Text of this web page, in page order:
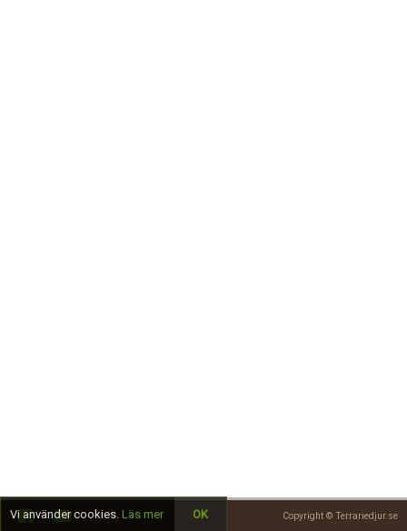
Copyright © Terrariedjur.se
Vi använder cookies. Läs mer OK